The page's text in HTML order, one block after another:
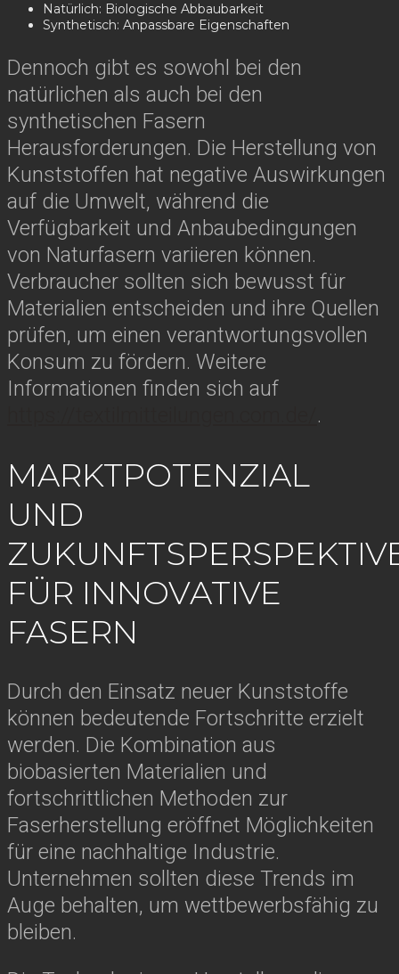
Natürlich: Biologische Abbaubarkeit
Synthetisch: Anpassbare Eigenschaften
Dennoch gibt es sowohl bei den
natürlichen als auch bei den
synthetischen Fasern
Herausforderungen. Die Herstellung von
Kunststoffen hat negative Auswirkungen
auf die Umwelt, während die
Verfügbarkeit und Anbaubedingungen
von Naturfasern variieren können.
Verbraucher sollten sich bewusst für
Materialien entscheiden und ihre Quellen
prüfen, um einen verantwortungsvollen
Konsum zu fördern. Weitere
Informationen finden sich auf
.
MARKTPOTENZIAL
UND
FÜR INNOVATIVE
FASERN
Durch den Einsatz neuer Kunststoffe
können bedeutende Fortschritte erzielt
werden. Die Kombination aus
biobasierten Materialien und
fortschrittlichen Methoden zur
Faserherstellung eröffnet Möglichkeiten
für eine nachhaltige Industrie.
Unternehmen sollten diese Trends im
Auge behalten, um wettbewerbsfähig zu
bleiben.